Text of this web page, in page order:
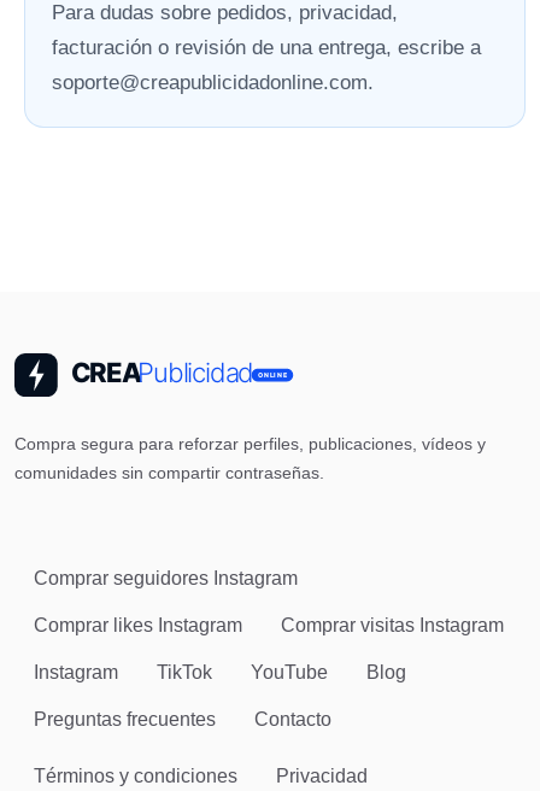
Para dudas sobre pedidos, privacidad,
facturación o revisión de una entrega, escribe a
soporte@creapublicidadonline.com.
Compra segura para reforzar perfiles, publicaciones, vídeos y
comunidades sin compartir contraseñas.
Comprar seguidores Instagram
Comprar likes Instagram Comprar visitas Instagram
Instagram TikTok YouTube Blog
Preguntas frecuentes Contacto
Términos y condiciones Privacidad